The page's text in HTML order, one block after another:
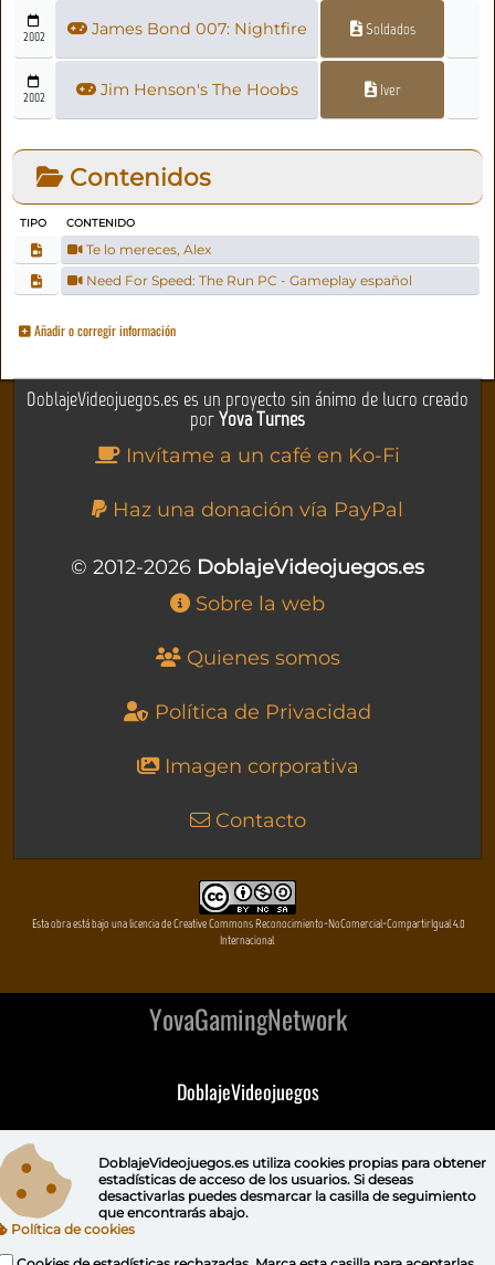
2002 James Bond 007: Nightfire Soldados
2002 Jim Henson's The Hoobs Iver
Contenidos
TIPO CONTENIDO
Te lo mereces, Alex
Need For Speed: The Run PC - Gameplay español
Añadir o corregir información
DoblajeVideojuegos.es es un proyecto sin ánimo de lucro creado
porYova Turnes
Invítame a un café en Ko-Fi
Haz una donación vía PayPal
© 2012-2026 DoblajeVideojuegos.es
Sobre la web
Quienes somos
Política de Privacidad
Imagen corporativa
Contacto
Esta obra está bajo una licencia de Creative Commons Reconocimiento-NoComercial-CompartirIgual 4.0
Internacional
YovaGamingNetwork
DoblajeVideojuegos
DeVuego
DeVuego GAL
DoblajeVideojuegos.es utiliza cookies propiaspara obtener
estadísticas de acceso de los usuarios. Si deseas
desactivarlas puedes desmarcar la casilla de seguimiento
que encontrarás abajo.
Política de cookies